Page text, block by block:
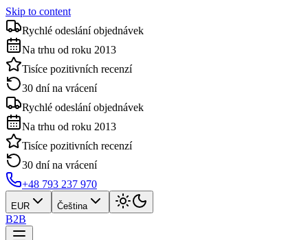
Skip to content
Rychlé odeslání objednávek
Na trhu od roku 2013
Tisíce pozitivních recenzí
30 dní na vrácení
Rychlé odeslání objednávek
Na trhu od roku 2013
Tisíce pozitivních recenzí
30 dní na vrácení
+48 793 237 970
EUR Čeština
B2B